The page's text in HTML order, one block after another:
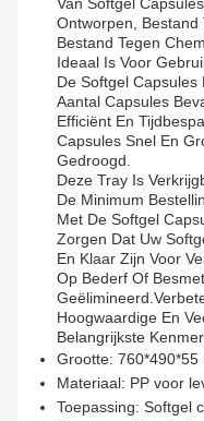
Van Softgel
Ontworpen, Bestand
Bestand Tegen
Ideaal Is Voor
De Softgel
Aantal Capsules
Efficiënt En
Capsules Snel En
Gedroogd.
Deze Tray Is
De Minimum
Met De Softgel
Zorgen Dat Uw
En Klaar Zijn Voor
Op Bederf Of
Hoogwaardige En
Belangrijkste
Grootte: 760*490*55
Materiaal: PP voor
Toepassing: Softgel